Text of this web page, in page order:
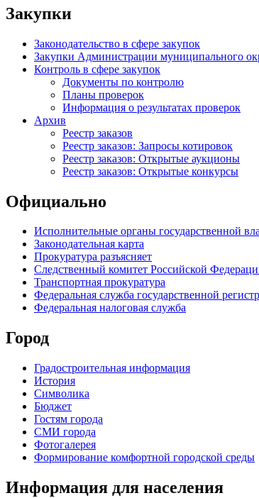
Закупки
Законодательство в сфере закупок
Закупки Администрации муниципального
Контроль в сфере закупок
Документы по контролю
Планы проверок
Информация о результатах проверок
Архив
Реестр заказов
Реестр заказов: Запросы котировок
Реестр заказов: Открытые аукционы
Реестр заказов: Открытые конкурсы
Официально
Исполнительные органы государственной
Законодательная карта
Прокуратура разъясняет
Следственный комитет Российской
Транспортная прокуратура
Федеральная служба государственной
Федеральная налоговая служба
Город
Градостроительная информация
История
Символика
Бюджет
Гостям города
СМИ города
Фотогалерея
Формирование комфортной городской среды
Информация для населения